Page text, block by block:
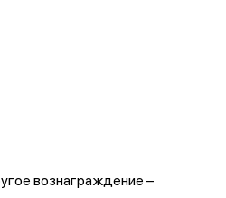
вознаграждение –